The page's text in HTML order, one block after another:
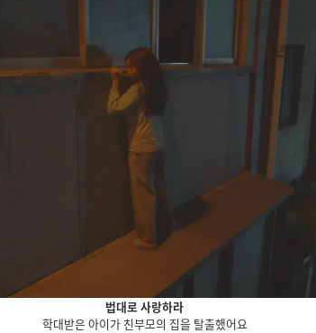
법대로 사랑하라
학대받은 아이가 친부모의 집을 탈출했어요